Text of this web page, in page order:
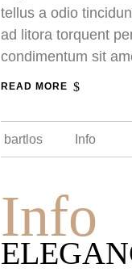
tellus a odio
ad litora torquent
condimentum sit
READ MORE
bartlos Info
Info